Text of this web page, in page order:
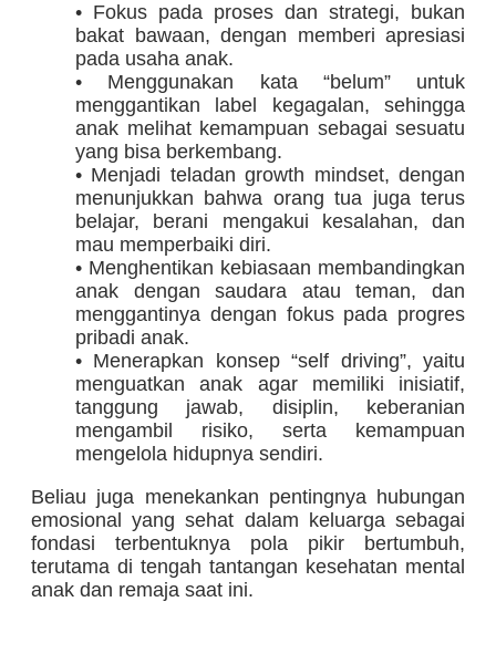
• Fokus pada proses dan strategi, bukan
bakat bawaan, dengan memberi apresiasi
pada usaha anak.
• Menggunakan kata “belum” untuk
menggantikan label kegagalan, sehingga
anak melihat kemampuan sebagai sesuatu
yang bisa berkembang.
• Menjadi teladan growth mindset, dengan
menunjukkan bahwa orang tua juga terus
belajar, berani mengakui kesalahan, dan
mau memperbaiki diri.
• Menghentikan kebiasaan membandingkan
anak dengan saudara atau teman, dan
menggantinya dengan fokus pada progres
pribadi anak.
• Menerapkan konsep “self driving”, yaitu
menguatkan anak agar memiliki inisiatif,
tanggung jawab, disiplin, keberanian
mengambil risiko, serta kemampuan
mengelola hidupnya sendiri.
Beliau juga menekankan pentingnya hubungan
emosional yang sehat dalam keluarga sebagai
fondasi terbentuknya pola pikir bertumbuh,
terutama di tengah tantangan kesehatan mental
anak dan remaja saat ini.